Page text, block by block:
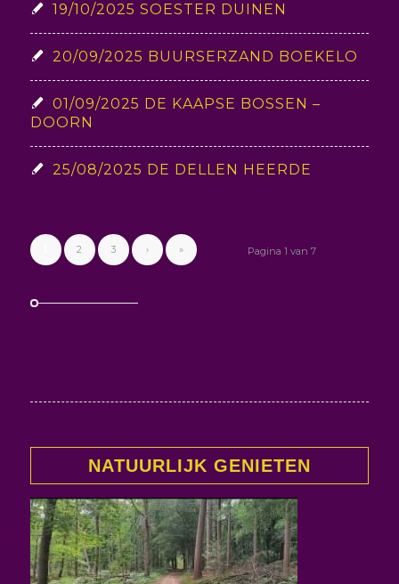
19/10/2025 SOESTER DUINEN
20/09/2025 BUURSERZAND BOEKELO
01/09/2025 DE KAAPSE BOSSEN –
DOORN
25/08/2025 DE DELLEN HEERDE
Pagina 1 van 7
2 3 › »
NATUURLIJK GENIETEN